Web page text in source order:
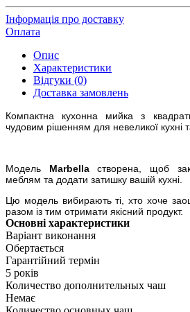
Інформація про доставку
Оплата
Опис
Характеристики
Відгуки (0)
Доставка замовлень
Компактна кухонна мийка з
чудовим рішенням для невеликої кухні
Модель Marbellaстворена, щоб
меблям та додати затишку вашій кухні.
Цю модель вибирають ті, хто хоче
разом із тим отримати якісний продукт.
Основні характеристики
Варіант виконання
Обертається
Гарантійний термін
5 років
Количество дополнительных чаш
Немає